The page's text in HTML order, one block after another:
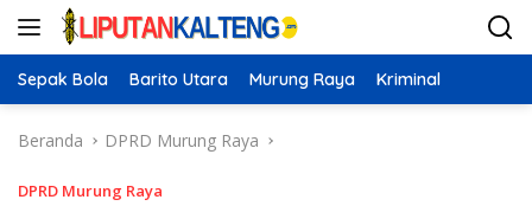
Langsung
Sepak Bola Barito Utara Murung Raya Kriminal
Beranda DPRD Murung Raya
DPRD Murung Raya